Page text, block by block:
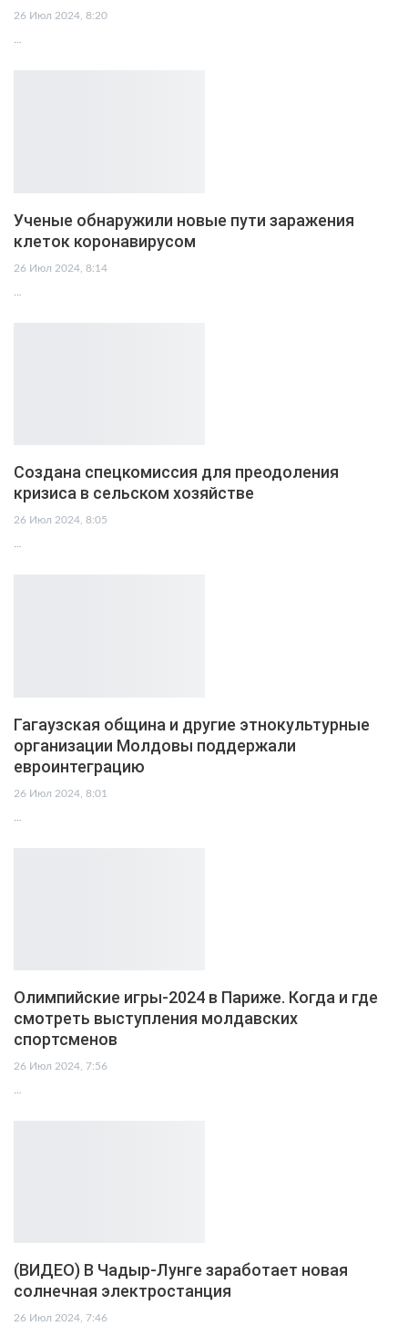
26 Июл 2024, 8:20
…
Ученые обнаружили новые пути заражения
клеток коронавирусом
26 Июл 2024, 8:14
Создана спецкомиссия для преодоления
кризиса в сельском хозяйстве
26 Июл 2024, 8:05
…
Гагаузская община и другие этнокультурные
организации Молдовы поддержали
евроинтеграцию
26 Июл 2024, 8:01
Олимпийские игры-2024 в Париже. Когда и где
смотреть выступления молдавских
спортсменов
26 Июл 2024, 7:56
…
(ВИДЕО) В Чадыр-Лунге заработает новая
солнечная электростанция
26 Июл 2024, 7:46